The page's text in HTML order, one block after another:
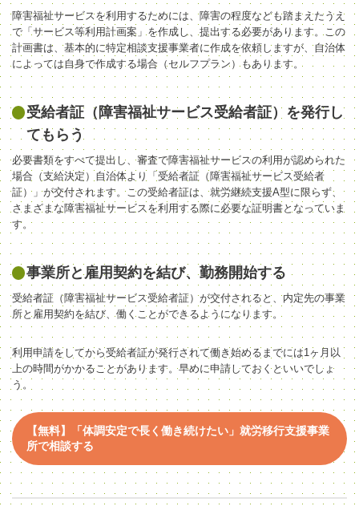
障害福祉サービスを利用するためには、障害の程度なども踏まえたうえ
で「サービス等利用計画案」を作成し、提出する必要があります。この
計画書は、基本的に特定相談支援事業者に作成を依頼しますが、自治体
によっては自身で作成する場合（セルフプラン）もあります。
受給者証（障害福祉サービス受給者証）を発行し
てもらう
必要書類をすべて提出し、審査で障害福祉サービスの利用が認められた
場合（支給決定）自治体より「受給者証（障害福祉サービス受給者
証）」が交付されます。この受給者証は、就労継続支援A型に限らず、
さまざまな障害福祉サービスを利用する際に必要な証明書となっていま
す。
事業所と雇用契約を結び、勤務開始する
受給者証（障害福祉サービス受給者証）が交付されると、内定先の事業
所と雇用契約を結び、働くことができるようになります。
利用申請をしてから受給者証が発行されて働き始めるまでには1ヶ月以
上の時間がかかることがあります。早めに申請しておくといいでしょ
う。
【無料】「体調安定で長く働き続けたい」就労移行支援事業
所で相談する